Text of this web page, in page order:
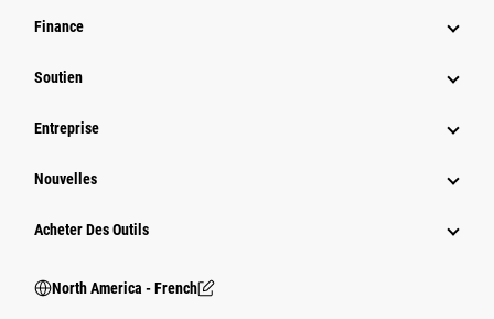
Finance
Soutien
Entreprise
Nouvelles
Acheter Des Outils
North America - French